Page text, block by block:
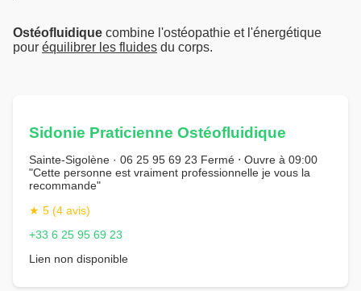
Ostéofluidique combine l'ostéopathie et l'énergétique
pour équilibrer les fluides du corps.
Sidonie Praticienne Ostéofluidique
Sainte-Sigolène · 06 25 95 69 23 Fermé ⋅ Ouvre à 09:00
"Cette personne est vraiment professionnelle je vous la
recommande"
★ 5 (4 avis)
+33 6 25 95 69 23
Lien non disponible